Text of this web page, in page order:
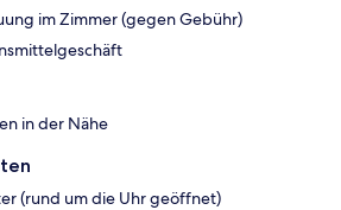
im Zimmer (gegen Gebühr)
in der Nähe
(rund um die Uhr geöffnet)